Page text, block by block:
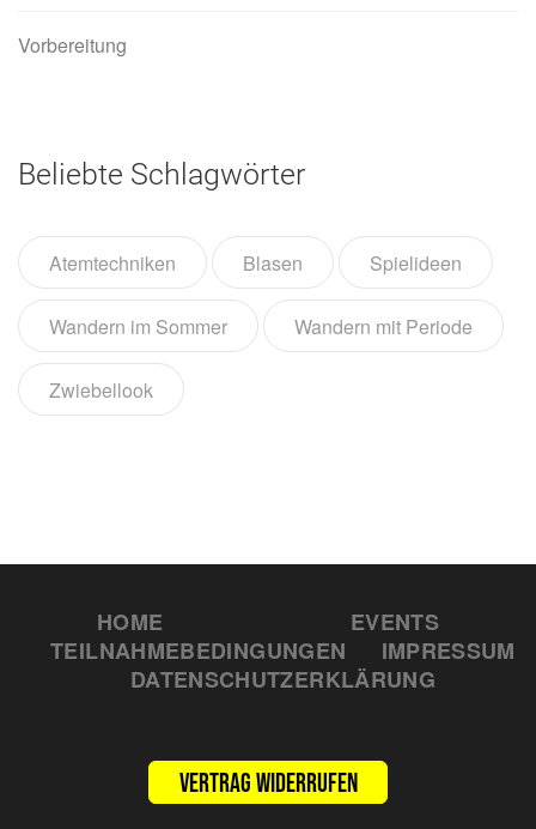
Vorbereitung
Beliebte Schlagwörter
Atemtechniken Blasen Spielideen
Wandern im Sommer Wandern mit Periode
Zwiebellook
HOME
EVENTS
TEILNAHMEBEDINGUNGEN
IMPRESSUM
DATENSCHUTZERKLÄRUNG
Vertrag widerrufen